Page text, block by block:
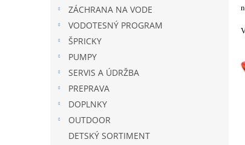
ZÁCHRANA NA VODE
VODOTESNÝ PROGRAM
ŠPRICKY
PUMPY
SERVIS A ÚDRŽBA
PREPRAVA
DOPLNKY
OUTDOOR
DETSKÝ SORTIMENT